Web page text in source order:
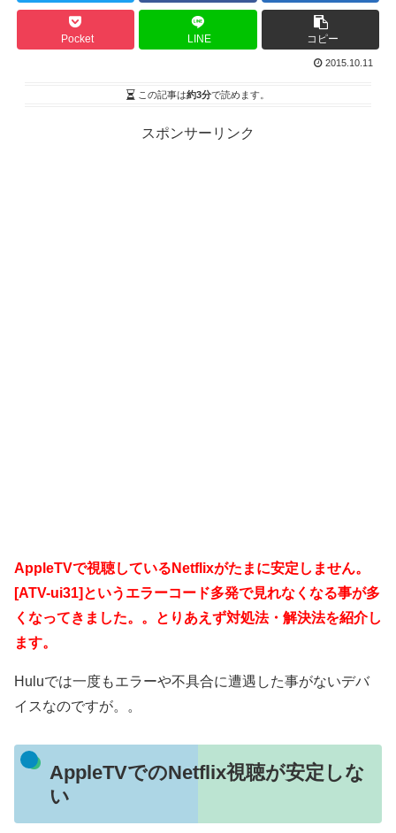
Pocket LINE コピー
2015.10.11
この記事は約3分で読めます。
スポンサーリンク
AppleTVで視聴しているNetflixがたまに安定しません。
[ATV-ui31]というエラーコード多発で見れなくなる事が多
くなってきました。。とりあえず対処法・解決法を紹介し
ます。
Huluでは一度もエラーや不具合に遭遇した事がないデバ
イスなのですが。。
AppleTVでのNetflix視聴が安定しな
い